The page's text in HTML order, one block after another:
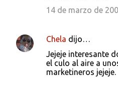
14 de marzo de
Chela dijo…
Jejeje interesante
el culo al aire a
marketineros jejeje.